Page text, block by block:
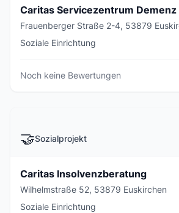
Frauenberger Straße 2-4, 53879
Soziale Einrichtung
Noch keine Bewertungen
🤝Sozialprojekt
Caritas Insolvenzberatung
Wilhelmstraße 52, 53879 Euskirchen
Soziale Einrichtung